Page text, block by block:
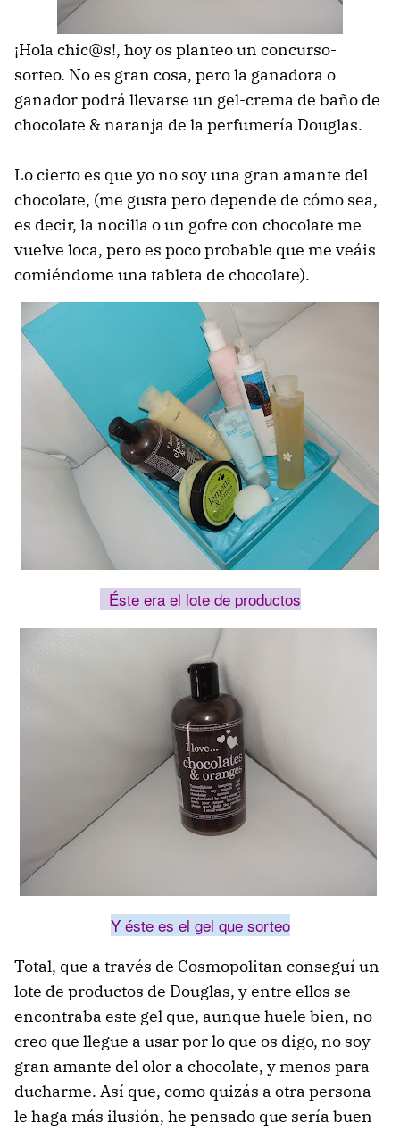
¡Hola chic@s!, hoy os planteo un concurso-
sorteo. No es gran cosa, pero la ganadora o
ganador podrá llevarse un gel-crema de baño de
chocolate & naranja de la perfumería Douglas.
Lo cierto es que yo no soy una gran amante del
chocolate, (me gusta pero depende de cómo sea,
es decir, la nocilla o un gofre con chocolate me
vuelve loca, pero es poco probable que me veáis
comiéndome una tableta de chocolate).
Éste era el lote de productos
Y éste es el gel que sorteo
Total, que a través de Cosmopolitan conseguí un
lote de productos de Douglas, y entre ellos se
encontraba este gel que, aunque huele bien, no
creo que llegue a usar por lo que os digo, no soy
gran amante del olor a chocolate, y menos para
ducharme. Así que, como quizás a otra persona
le haga más ilusión, he pensado que sería buen